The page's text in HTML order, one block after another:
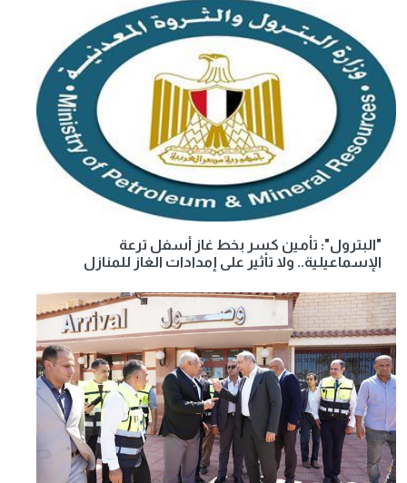
"البترول": تأمين كسر بخط غاز أسفل ترعة
الإسماعيلية.. ولا تأثير على إمدادات الغاز للمنازل